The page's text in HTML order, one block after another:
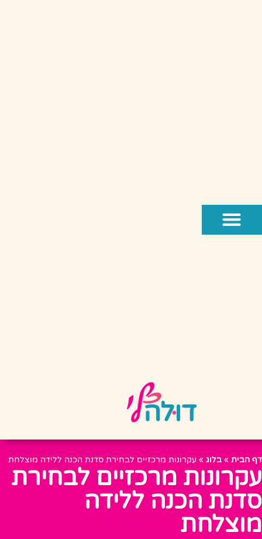
דף הבית » בלוג » עקרונות מרכזיים לבחירת סדנת הכנה ללידה מוצלחת
עקרונות מרכזיים לבחירת
סדנת הכנה ללידה
מוצלחת